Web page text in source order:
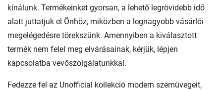
kínálunk. Termékeinket gyorsan, a lehető legrövidebb idő
alatt juttatjuk el Önhöz, miközben a legnagyobb vásárlói
megelégedésre törekszünk. Amennyiben a kiválasztott
termék nem felel meg elvárásainak, kérjük, lépjen
kapcsolatba vevőszolgálatunkkal.
Fedezze fel az Unofficial kollekció modern szemüvegeit,